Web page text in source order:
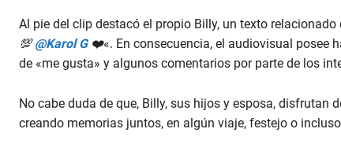
Al pie del clip destacó el propio Billy, un texto relacionado
💯@Karol G❤️«. En consecuencia, el audiovisual posee
de «me gusta» y algunos comentarios por parte de los
No cabe duda de que, Billy, sus hijos y esposa,
creando memorias juntos, en algún viaje, festejo o